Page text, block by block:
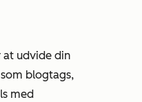
at udvide din
blogtags,
med